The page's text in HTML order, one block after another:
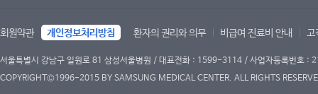
회원약관 개인정보처리방침 환자의 권리와 의무 비급여 진료비 안내 고
서울특별시 강남구 일원로 81 삼성서울병원 / 대표전화 : 1599-3114 / 사업자등록번호
COPYRIGHT©1996-2015 BY SAMSUNG MEDICAL CENTER. ALL RIGHTS